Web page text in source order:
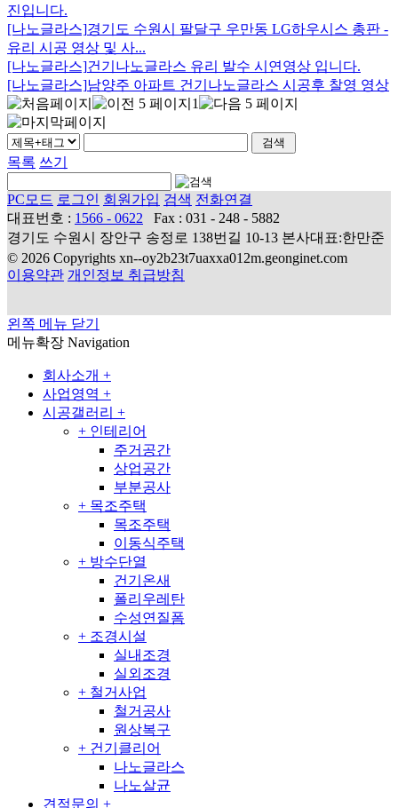
진입니다.
[나노글라스]경기도 수원시 팔달구 우만동 LG하우시스 총판 -
유리 시공 영상 및 사...
[나노글라스]건기나노글라스 유리 발수 시연영상 입니다.
[나노글라스]남양주 아파트 건기나노글라스 시공후 찰영 영상
1
목록 쓰기
PC모드 로그인 회원가입 검색 전화연결
대표번호 : 1566 - 0622
Fax : 031 - 248 - 5882
경기도 수원시 장안구 송정로 138번길 10-13 본사대표:한만준
© 2026 Copyrights xn--oy2b23t7uaxxa012m.geonginet.com
이용약관 개인정보 취급방침
왼쪽 메뉴 닫기
메뉴확장 Navigation
회사소개 +
사업영역 +
시공갤러리 +
+ 인테리어
주거공간
상업공간
부분공사
+ 목조주택
목조주택
이동식주택
+ 방수단열
건기온새
폴리우레탄
수성연질폼
+ 조경시설
실내조경
실외조경
+ 철거사업
철거공사
원상복구
+ 건기클리어
나노글라스
나노살균
견적문의 +